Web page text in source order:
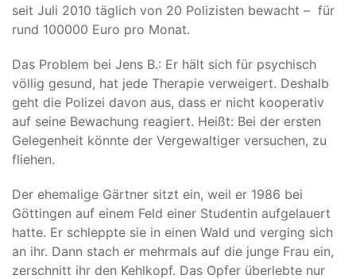
seit Juli 2010 täglich von 20 Polizisten bewacht – für
rund 100000 Euro pro Monat.
Das Problem bei Jens B.: Er hält sich für psychisch
völlig gesund, hat jede Therapie verweigert. Deshalb
geht die Polizei davon aus, dass er nicht kooperativ
auf seine Bewachung reagiert. Heißt: Bei der ersten
Gelegenheit könnte der Vergewaltiger versuchen, zu
fliehen.
Der ehemalige Gärtner sitzt ein, weil er 1986 bei
Göttingen auf einem Feld einer Studentin aufgelauert
hatte. Er schleppte sie in einen Wald und verging sich
an ihr. Dann stach er mehrmals auf die junge Frau ein,
zerschnitt ihr den Kehlkopf. Das Opfer überlebte nur